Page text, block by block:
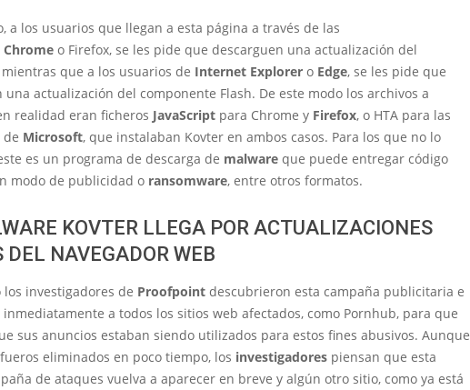
a los usuarios que llegan a esta página a través de las
Chrome o Firefox, se les pide que descarguen una actualización del
que a los usuarios de Internet Explorer o Edge, se les pide que
una actualización del componente Flash. De este modo los archivos a
realidad eran ficheros JavaScript para Chrome y Firefox, o HTA para las
de Microsoft, que instalaban Kovter en ambos casos. Para los que no lo
es un programa de descarga de malware que puede entregar código
modo de publicidad o ransomware, entre otros formatos.
KOVTER LLEGA POR ACTUALIZACIONES
DEL NAVEGADOR WEB
los investigadores de Proofpoint descubrieron esta campaña publicitaria e
a todos los sitios web afectados, como Pornhub, para que
sus anuncios estaban siendo utilizados para estos fines abusivos. Aunque
eliminados en poco tiempo, los investigadores piensan que esta
de ataques vuelva a aparecer en breve y algún otro sitio, como ya está